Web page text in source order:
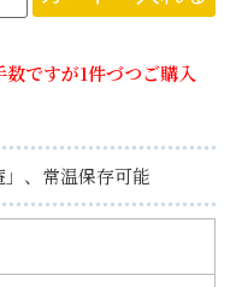
ですが1件づつご購入
、常温保存可能